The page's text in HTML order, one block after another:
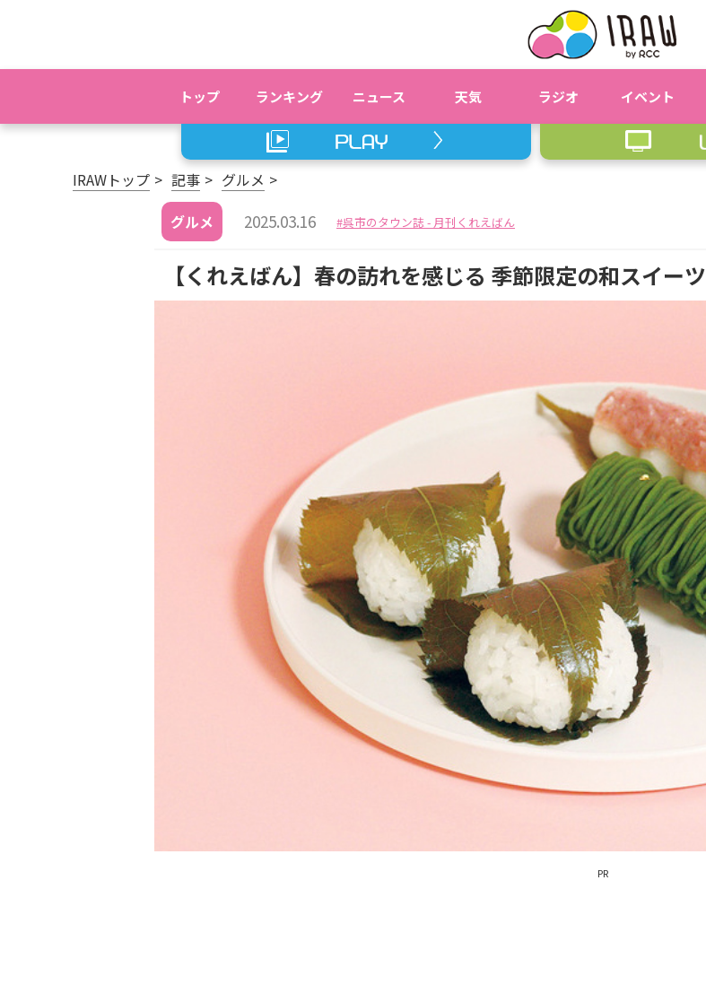
トップ ランキング ニュース 天気 ラジオ イベント
IRAWトップ 記事
グルメ
グルメ
2025.03.16 呉市のタウン誌 - 月刊くれえばん
【くれえばん】春の訪れを感じる 季節限定の和スイーツ
PR